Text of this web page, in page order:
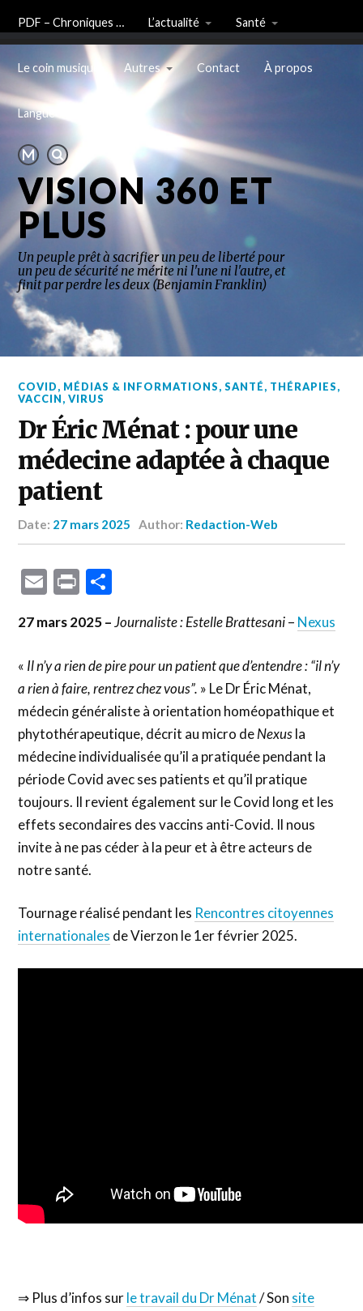
PDF – Chroniques … L’actualité Santé
Le coin musique Autres Contact À propos
Langue
VISION 360 ET
PLUS
Un peuple prêt à sacrifier un peu de liberté pour
un peu de sécurité ne mérite ni l'une ni l'autre, et
finit par perdre les deux (Benjamin Franklin)
COVID, MÉDIAS & INFORMATIONS,SANTÉ, THÉRAPIES,
VACCIN,VIRUS
Dr Éric Ménat : pour une
médecine adaptée à chaque
patient
Date: 27 mars 2025 Author: Redaction-Web
Email
Print
27 mars 2025 – Journaliste : Estelle Brattesani– Nexus
« Il n’y a rien de pire pour un patient que d’entendre : “il n’y
a rien à faire, rentrez chez vous”. » Le Dr Éric Ménat,
médecin généraliste à orientation homéopathique et
phytothérapeutique, décrit au micro deNexusla
médecine individualisée qu’il a pratiquée pendant la
période Covid avec ses patients et qu’il pratique
toujours. Il revient également sur le Covid long et les
effets secondaires des vaccins anti-Covid. Il nous
invite à ne pas céder à la peur et à être acteurs de
notre santé.
Tournage réalisé pendant les Rencontres citoyennes
internationales de Vierzon le 1er février 2025.
⇒ Plus d’infos surle travail du Dr Ménat/ Son site